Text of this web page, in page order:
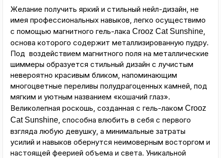
Желание получить яркий и стильный нейл-дизайн, не
имея профессиональных навыков, легко осуществимо
с помощью магнитного гель-лака Crooz Cat Sunshine
основа которого содержит металлизированную пудру.
Под воздействием магнитного поля на металлические
шиммеры образуется стильный дизайн с лучистым
невероятно красивым бликом, напоминающим
многоцветные переливы полудрагоценных камней, под
мягким и уютным названием «кошачий глаз».
Великолепная роскошь, созданная с гель-лаком Crooz
Cat Sunshine , способна влюбить в себя с первого
взгляда любую девушку, а минимальные затраты
усилий и навыков обернутся неимоверным восторгом и
настоящей феерией объема и света. Уникальной